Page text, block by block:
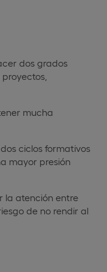
dos grados
mucha
ciclos formativos
mayor presión
la atención entre
de no rendir al